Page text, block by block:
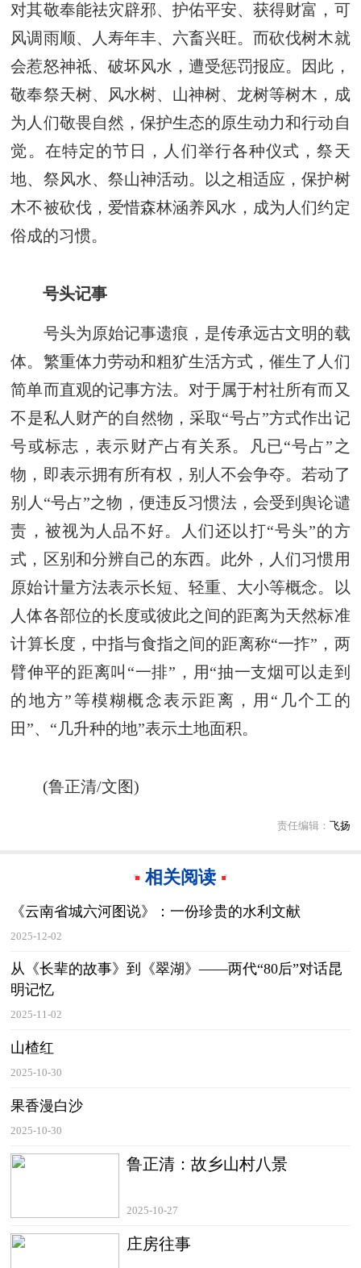
对其敬奉能祛灾辟邪、护佑平安、获得财富，可
风调雨顺、人寿年丰、六畜兴旺。而砍伐树木就
会惹怒神祗、破坏风水，遭受惩罚报应。因此，
敬奉祭天树、风水树、山神树、龙树等树木，成
为人们敬畏自然，保护生态的原生动力和行动自
觉。在特定的节日，人们举行各种仪式，祭天
地、祭风水、祭山神活动。以之相适应，保护树
木不被砍伐，爱惜森林涵养风水，成为人们约定
俗成的习惯。
号头记事
号头为原始记事遗痕，是传承远古文明的载
体。繁重体力劳动和粗犷生活方式，催生了人们
简单而直观的记事方法。对于属于村社所有而又
不是私人财产的自然物，采取“号占”方式作出记
号或标志，表示财产占有关系。凡已“号占”之
物，即表示拥有所有权，别人不会争夺。若动了
别人“号占”之物，便违反习惯法，会受到舆论谴
责，被视为人品不好。人们还以打“号头”的方
式，区别和分辨自己的东西。此外，人们习惯用
原始计量方法表示长短、轻重、大小等概念。以
人体各部位的长度或彼此之间的距离为天然标准
计算长度，中指与食指之间的距离称“一拃”，两
臂伸平的距离叫“一排”，用“抽一支烟可以走到
的地方”等模糊概念表示距离，用“几个工的
田”、“几升种的地”表示土地面积。
(鲁正清/文图)
责任编辑： 飞扬
相关阅读
《云南省城六河图说》：一份珍贵的水利文献
2025-12-02
从《长辈的故事》到《翠湖》——两代“80后”对话昆
明记忆
2025-11-02
山楂红
2025-10-30
果香漫白沙
2025-10-30
鲁正清：故乡山村八景
2025-10-27
庄房往事